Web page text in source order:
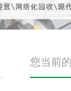
您当前